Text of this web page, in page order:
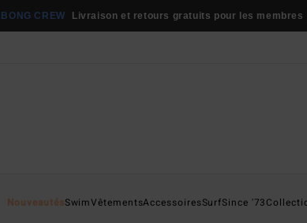
CREW Livraison et retours gratuits pour les membres
NouveautésSwimVêtementsAccessoiresSurfSince '73